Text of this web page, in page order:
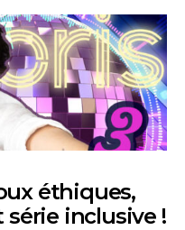
éthiques,
inclusive !